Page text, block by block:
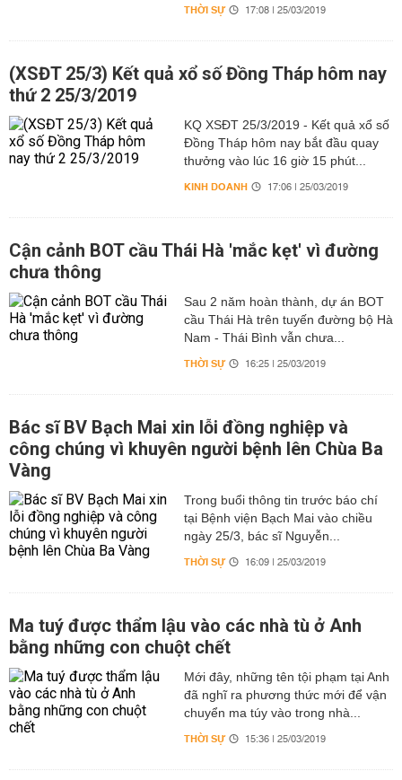
THỜI SỰ 17:08 | 25/03/2019
(XSĐT 25/3) Kết quả xổ số Đồng Tháp hôm nay
thứ 2 25/3/2019
KQ XSĐT 25/3/2019 - Kết quả xổ số
Đồng Tháp hôm nay bắt đầu quay
thưởng vào lúc 16 giờ 15 phút...
KINH DOANH 17:06 | 25/03/2019
Cận cảnh BOT cầu Thái Hà 'mắc kẹt' vì đường
chưa thông
Sau 2 năm hoàn thành, dự án BOT
cầu Thái Hà trên tuyến đường bộ Hà
Nam - Thái Bình vẫn chưa...
THỜI SỰ 16:25 | 25/03/2019
Bác sĩ BV Bạch Mai xin lỗi đồng nghiệp và
công chúng vì khuyên người bệnh lên Chùa Ba
Vàng
Trong buổi thông tin trước báo chí
tại Bệnh viện Bạch Mai vào chiều
ngày 25/3, bác sĩ Nguyễn...
THỜI SỰ 16:09 | 25/03/2019
Ma tuý được thẩm lậu vào các nhà tù ở Anh
bằng những con chuột chết
Mới đây, những tên tội phạm tại Anh
đã nghĩ ra phương thức mới để vận
chuyển ma túy vào trong nhà...
THỜI SỰ 15:36 | 25/03/2019